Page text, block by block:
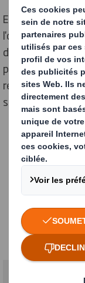
En mettant
l'optimisation de
développement
produits se
réglementaires
soucieux de